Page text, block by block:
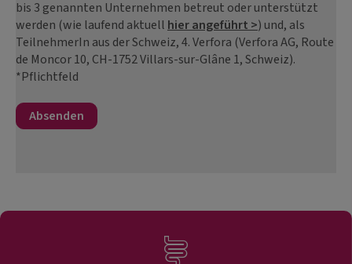
bis 3 genannten Unternehmen betreut oder unterstützt
werden (wie laufend aktuell hier angeführt >) und, als
TeilnehmerIn aus der Schweiz, 4. Verfora (Verfora AG, Route
de Moncor 10, CH-1752 Villars-sur-Glâne 1, Schweiz).
*Pflichtfeld